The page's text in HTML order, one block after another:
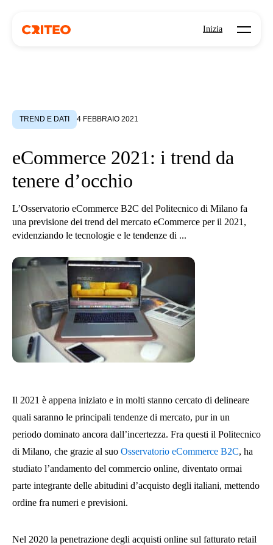
Inizia Open
TREND E DATI 4 FEBBRAIO 2021
eCommerce 2021: i trend da
tenere d’occhio
L’Osservatorio eCommerce B2C del Politecnico di Milano fa
una previsione dei trend del mercato eCommerce per il 2021,
evidenziando le tecnologie e le tendenze di ...
Il 2021 è appena iniziato e in molti stanno cercato di delineare
quali saranno le principali tendenze di mercato, pur in un
periodo dominato ancora dall’incertezza. Fra questi il Politecnico
di Milano, che grazie al suo Osservatorio eCommerce B2C, ha
studiato l’andamento del commercio online, diventato ormai
parte integrante delle abitudini d’acquisto degli italiani, mettendo
ordine fra numeri e previsioni.
Nel 2020 la penetrazione degli acquisti online sul fatturato retail